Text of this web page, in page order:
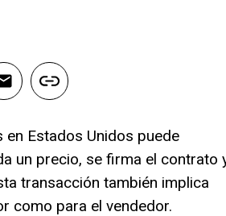
Estados Unidos puede
un precio, se firma el contrato
transacción también implica
como para el vendedor.